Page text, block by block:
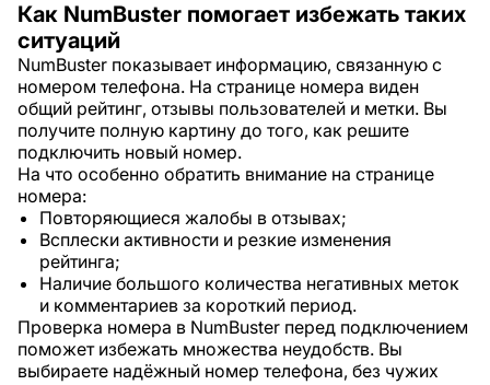
Как NumBuster помогает избежать таких
ситуаций
NumBuster показывает информацию, связанную с
номером телефона. На странице номера виден
общий рейтинг, отзывы пользователей и метки. Вы
получите полную картину до того, как решите
подключить новый номер.
На что особенно обратить внимание на странице
номера:
Повторяющиеся жалобы в отзывах;
Всплески активности и резкие изменения
рейтинга;
Наличие большого количества негативных меток
и комментариев за короткий период.
Проверка номера в NumBuster перед подключением
поможет избежать множества неудобств. Вы
выбираете надёжный номер телефона, без чужих